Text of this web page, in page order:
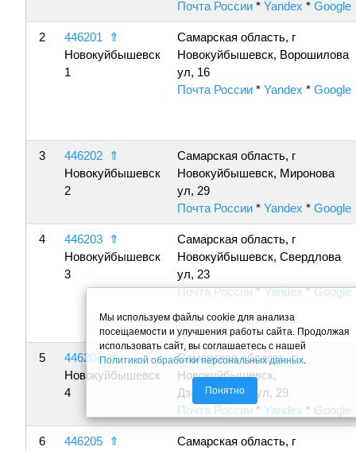
Почта России * Yandex * Google
2 446201
⇑
Новокуйбышевск
1
Самарская область, г
Новокуйбышевск, Ворошилова
ул, 16
Почта России * Yandex * Google
3 446202
⇑
Новокуйбышевск
2
Самарская область, г
Новокуйбышевск, Миронова
ул, 29
Почта России * Yandex * Google
4 446203
⇑
Новокуйбышевск
3
Самарская область, г
Новокуйбышевск, Свердлова
ул, 23
Почта России*Yandex*Google
5 446204 ⇑
Новокуйбышевск
4
Самарская область, г
Новокуйбышевск,
Дзержинского ул, 29
Почта России * Yandex * Google
6 446205
⇑
Самарская область, г
Мы используем файлы cookie для анализа
посещаемости и улучшения работы сайта. Продолжая
использовать сайт, вы соглашаетесь с нашей
Политикой обработки персональных данных.
Понятно